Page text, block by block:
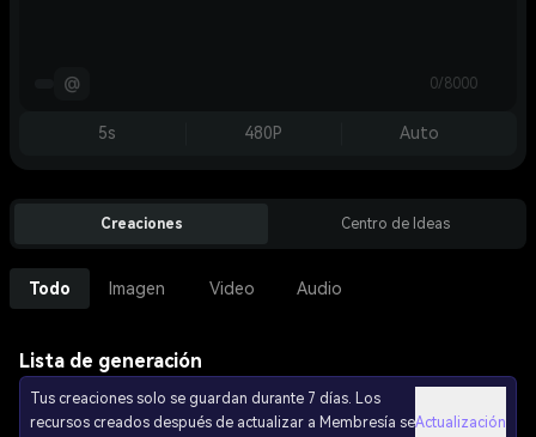
@ 0/8000
5s 480P Auto
Creaciones Centro de Ideas
Todo Imagen Video Audio
Lista de generación
Tus creaciones solo se guardan durante 7 días. Los
recursos creados después de actualizar a Membresía seActualización